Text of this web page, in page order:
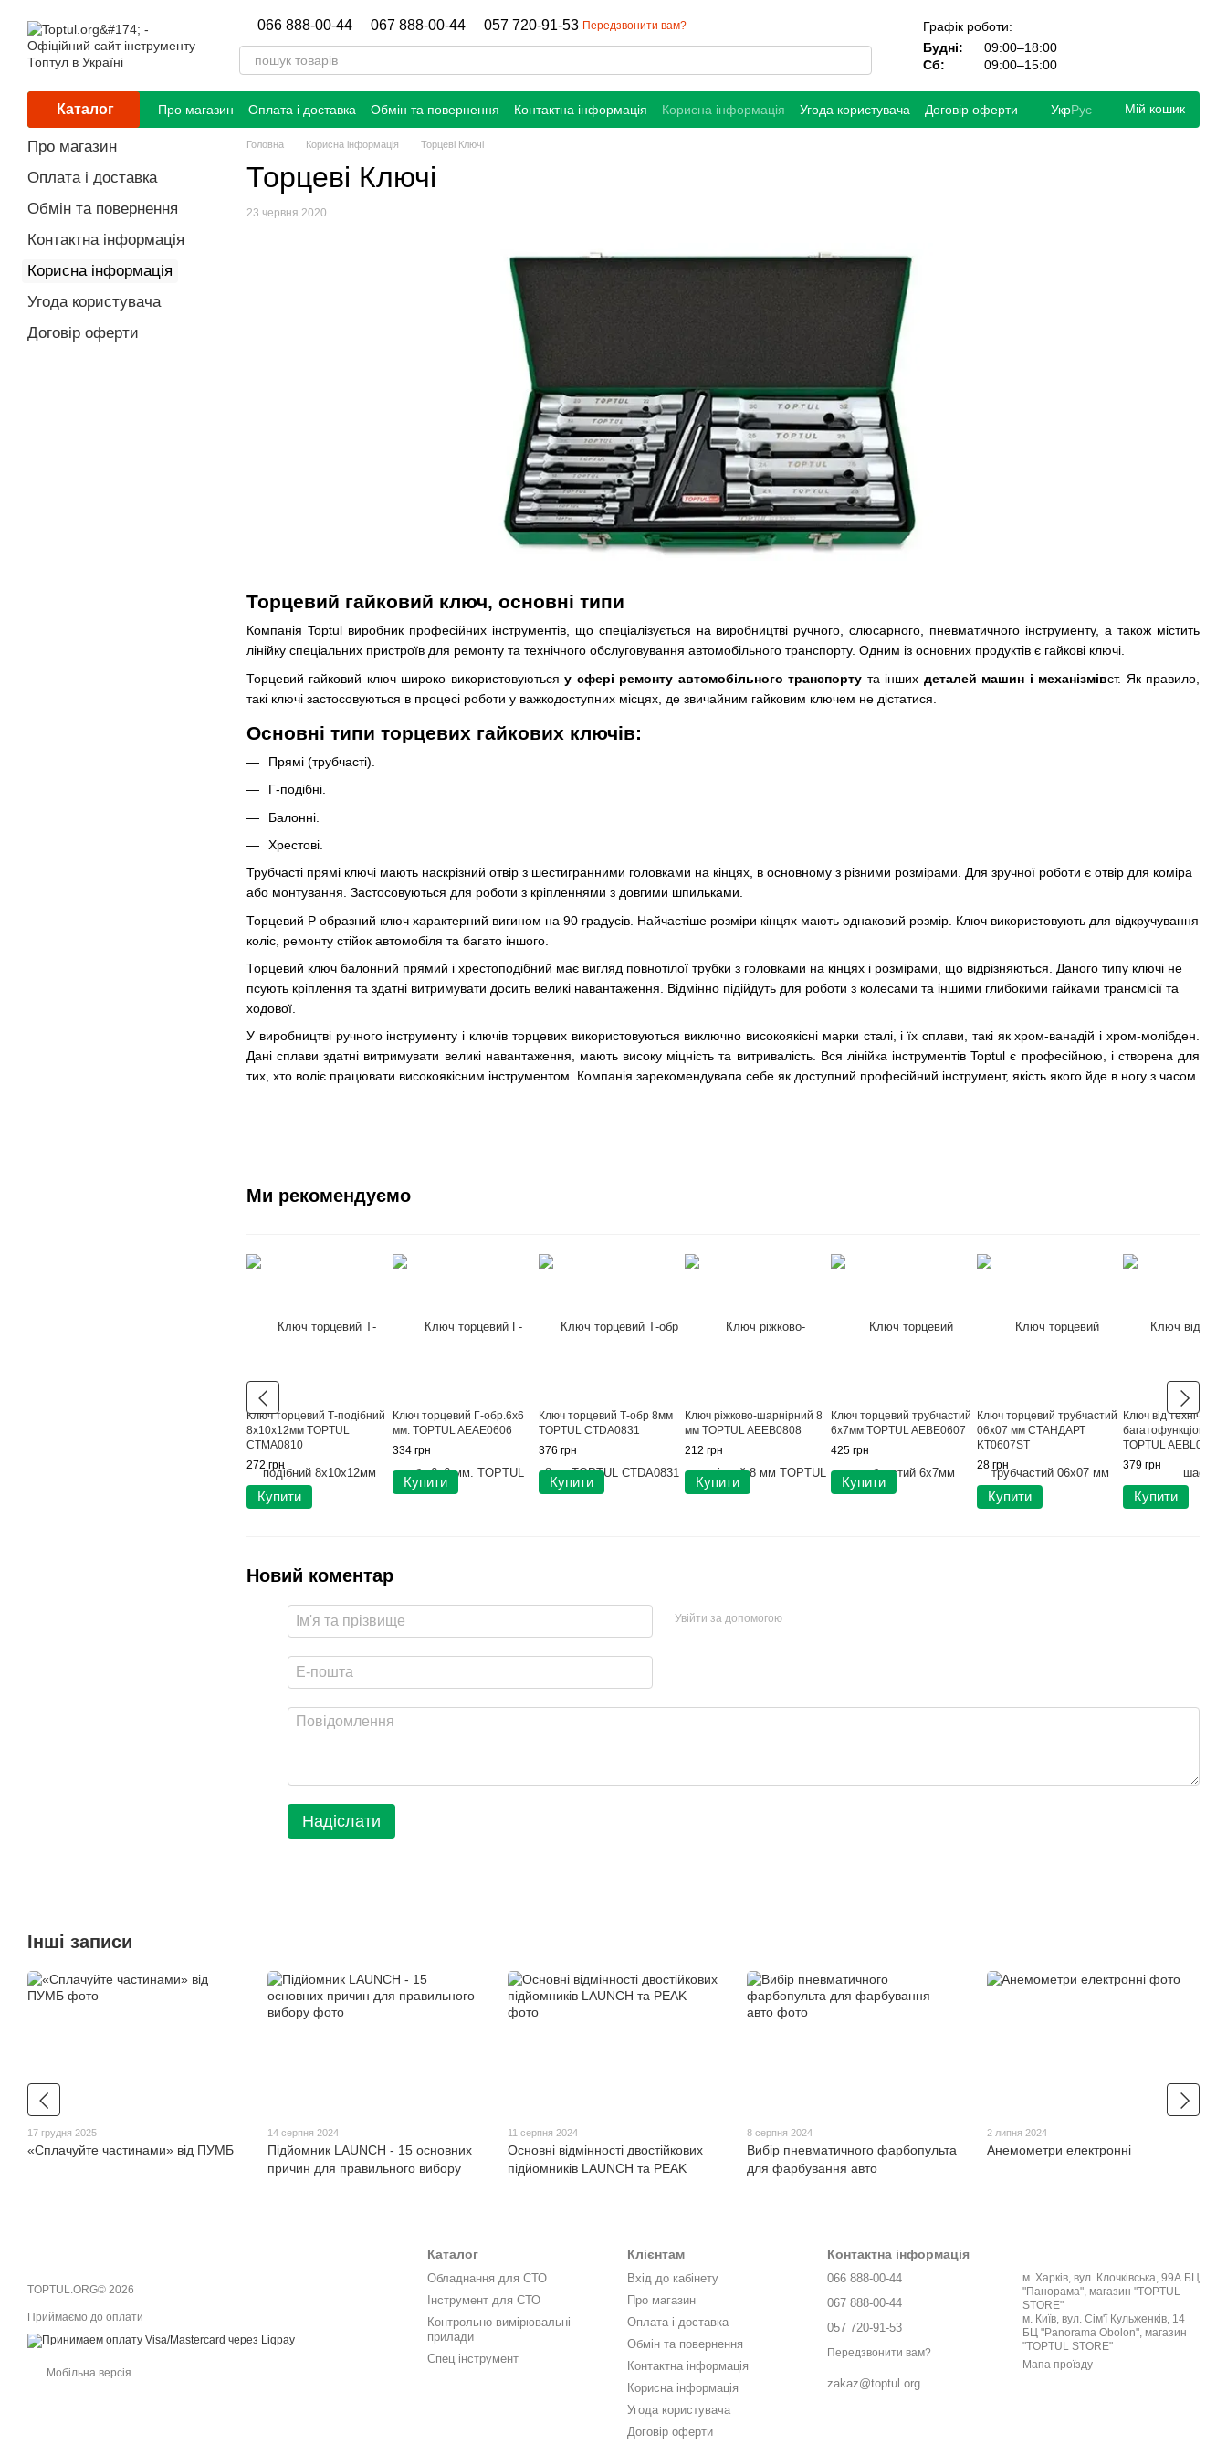
066 888-00-44 067 888-00-44 057 720-91-53 Передзвонити вам?
Графік роботи:
Будні:
09:00–18:00
Сб:
09:00–15:00
Каталог Про магазин Оплата і доставка Обмін та повернення Контактна інформація Корисна інформація Угода користувача Договір оферти УкрРус Мій кошик
Головна Корисна інформація Торцеві Ключі
Торцеві Ключі
23 червня 2020
Торцевий гайковий ключ, основні типи
Компанія Toptul виробник професійних інструментів, що спеціалізується на виробництві ручного, слюсарного, пневматичного інструменту, а також містить
лінійку спеціальних пристроїв для ремонту та технічного обслуговування автомобільного транспорту. Одним із основних продуктів є гайкові ключі.
Торцевий гайковий ключ широко використовуютьсяу сфері ремонту автомобільного транспорту та інших деталей машин і механізмівст. Як правило,
такі ключі застосовуються в процесі роботи у важкодоступних місцях, де звичайним гайковим ключем не дістатися.
Основні типи торцевих гайкових ключів:
Прямі (трубчасті).
Г-подібні.
Балонні.
Хрестові.
Трубчасті прямі ключі мають наскрізний отвір з шестигранними головками на кінцях, в основному з різними розмірами. Для зручної роботи є отвір для коміра
або монтування. Застосовуються для роботи з кріпленнями з довгими шпильками.
Торцевий Р образний ключ характерний вигином на 90 градусів. Найчастіше розміри кінцях мають однаковий розмір. Ключ використовують для відкручування
коліс, ремонту стійок автомобіля та багато іншого.
Торцевий ключ балонний прямий і хрестоподібний має вигляд повнотілої трубки з головками на кінцях і розмірами, що відрізняються. Даного типу ключі не
псують кріплення та здатні витримувати досить великі навантаження. Відмінно підійдуть для роботи з колесами та іншими глибокими гайками трансмісії та
ходової.
У виробництві ручного інструменту і ключів торцевих використовуються виключно високоякісні марки сталі, і їх сплави, такі як хром-ванадій і хром-молібден.
Дані сплави здатні витримувати великі навантаження, мають високу міцність та витривалість. Вся лінійка інструментів Toptul є професійною, і створена для
тих, хто воліє працювати високоякісним інструментом. Компанія зарекомендувала себе як доступний професійний інструмент, якість якого йде в ногу з часом.
Ми рекомендуємо
Ключ торцевий Т-подібний
8х10х12мм TOPTUL
CTMA0810
272 грн
Купити
Ключ торцевий Г-обр.6x6
мм. TOPTUL AEAE0606
334 грн
Купити
Ключ торцевий Т-обр 8мм
TOPTUL CTDA0831
376 грн
Купити
Ключ ріжково-шарнірний 8
мм TOPTUL AEEB0808
212 грн
Купити
Ключ торцевий трубчастий
6x7мм TOPTUL AEBE0607
425 грн
Купити
Ключ торцевий трубчастий
06х07 мм СТАНДАРТ
KT0607ST
28 грн
Купити
Ключ від
TOPTUL AEBL0501
379 грн
Купити
Новий коментар
Увійти за допомогою
Надіслати
Про магазин
Оплата і доставка
Обмін та повернення
Контактна інформація
Корисна інформація
Угода користувача
Договір оферти
Інші записи
17 грудня 2025
«Сплачуйте частинами» від ПУМБ
14 серпня 2024
Підйомник LAUNCH - 15 основних
причин для правильного вибору
11 серпня 2024
Основні відмінності двостійкових
підйомників LAUNCH та PEAK
8 серпня 2024
Вибір пневматичного фарбопульта
для фарбування авто
2 липня 2024
Анемометри електронні
TOPTUL.ORG© 2026
Приймаємо до оплати
Мобільна версія
Каталог
Обладнання для СТО
Інструмент для СТО
Контрольно-вимірювальні
прилади
Спец інструмент
Клієнтам
Вхід до кабінету
Про магазин
Оплата і доставка
Обмін та повернення
Контактна інформація
Корисна інформація
Угода користувача
Договір оферти
Контактна інформація
066 888-00-44
067 888-00-44
057 720-91-53
Передзвонити вам?
zakaz@toptul.org
м. Харків, вул. Клочківська, 99А БЦ
"Панорама", магазин "TOPTUL
STORE"
м. Київ, вул. Сім'ї Кульженків, 14
БЦ "Panorama Obolon", магазин
"TOPTUL STORE"
Мапа проїзду